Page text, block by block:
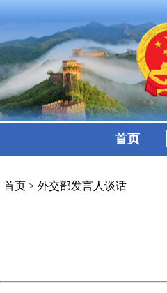
首页
首页 > 外交部发言人谈话